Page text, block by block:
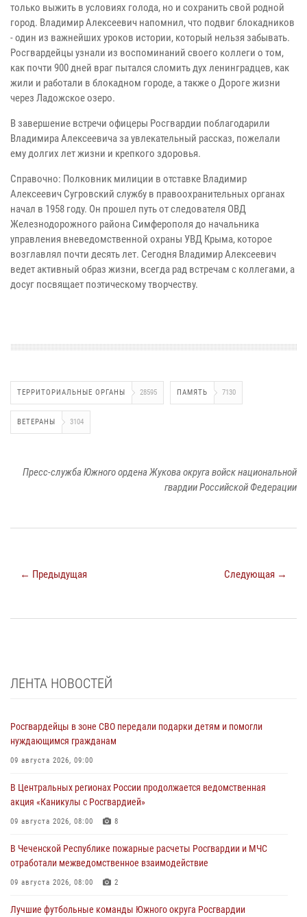
только выжить в условиях голода, но и сохранить свой родной
город. Владимир Алексеевич напомнил, что подвиг блокадников
- один из важнейших уроков истории, который нельзя забывать.
Росгвардейцы узнали из воспоминаний своего коллеги о том,
как почти 900 дней враг пытался сломить дух ленинградцев, как
жили и работали в блокадном городе, а также о Дороге жизни
через Ладожское озеро.
В завершение встречи офицеры Росгвардии поблагодарили
Владимира Алексеевича за увлекательный рассказ, пожелали
ему долгих лет жизни и крепкого здоровья.
Справочно: Полковник милиции в отставке Владимир
Алексеевич Сугровский службу в правоохранительных органах
начал в 1958 году. Он прошел путь от следователя ОВД
Железнодорожного района Симферополя до начальника
управления вневедомственной охраны УВД Крыма, которое
возглавлял почти десять лет. Сегодня Владимир Алексеевич
ведет активный образ жизни, всегда рад встречам с коллегами, а
досуг посвящает поэтическому творчеству.
ТЕРРИТОРИАЛЬНЫЕ ОРГАНЫ 28595 ПАМЯТЬ 7130
ВЕТЕРАНЫ 3104
Пресс-служба Южного ордена Жукова округа войск национальной
гвардии Российской Федерации
← Предыдущая Следующая →
ЛЕНТА НОВОСТЕЙ
Росгвардейцы в зоне СВО передали подарки детям и помогли
нуждающимся гражданам
09 августа 2026, 09:00
В Центральных регионах России продолжается ведомственная
акция «Каникулы с Росгвардией»
09 августа 2026, 08:00 8
В Чеченской Республике пожарные расчеты Росгвардии и МЧС
отработали межведомственное взаимодействие
09 августа 2026, 08:00 2
Лучшие футбольные команды Южного округа Росгвардии